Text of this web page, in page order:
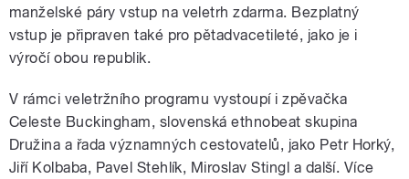
manželské páry vstup na veletrh zdarma. Bezplatný
vstup je připraven také pro pětadvacetileté, jako je i
výročí obou republik.
V rámci veletržního programu vystoupí i zpěvačka
Celeste Buckingham, slovenská ethnobeat skupina
Družina a řada významných cestovatelů, jako Petr Horký,
Jiří Kolbaba, Pavel Stehlík, Miroslav Stingl a další. Více